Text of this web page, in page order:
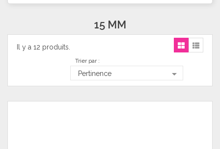
15 MM
Il y a 12 produits.
Trier par :
Pertinence 